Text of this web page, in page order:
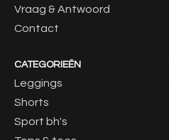
Vraag & Antwoord
Contact
CATEGORIEËN
Leggings
Shorts
Sport bh's